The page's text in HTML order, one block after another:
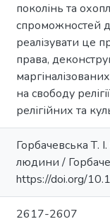
поколінь та
спроможностей
реалізувати це
права,
на свободу
релігійних та
Горбачевська Т.
людини /
https://doi.org/
2617-2607